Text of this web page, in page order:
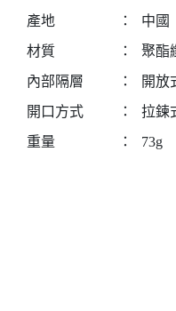
產地
：
中國
材質
：
聚酯
內部隔層
：
開放
開口方式
：
拉鍊
重量
： 73g